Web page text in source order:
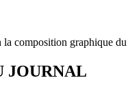
la composition graphique
JOURNAL